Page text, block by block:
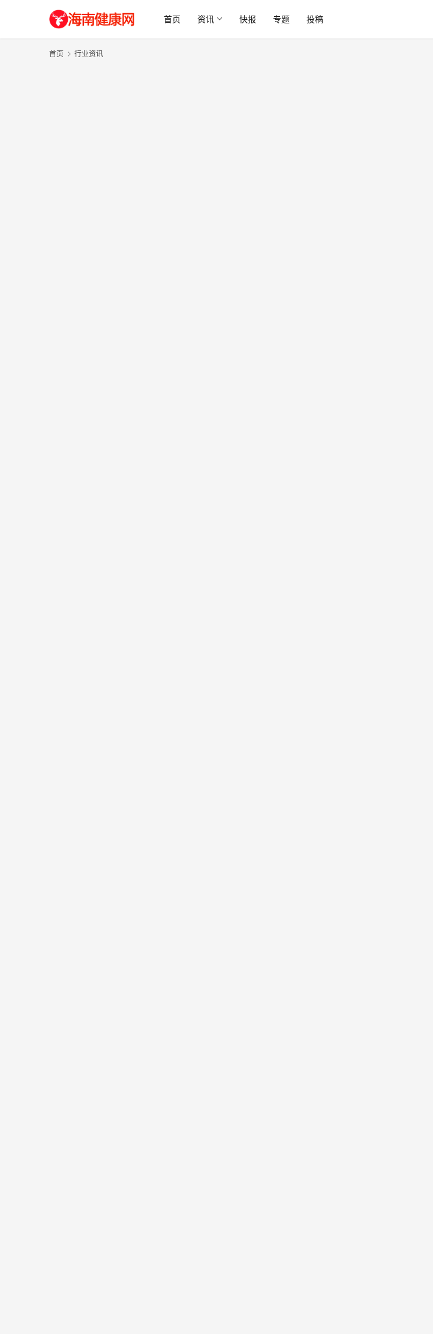
首页 资讯 快报 专题 投稿
首页 行业资讯